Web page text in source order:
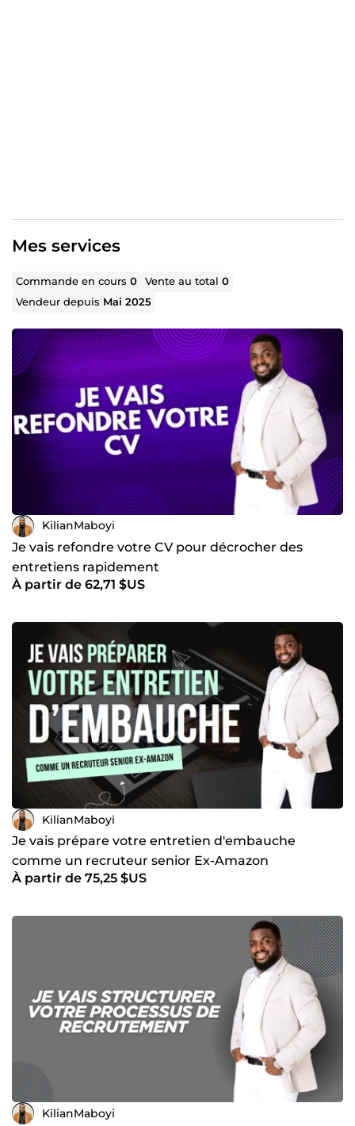
Mes services
Commande en cours0 Vente au total0
Vendeur depuis Mai 2025
KilianMaboyi
Je vais refondre votre CV pour décrocher des
entretiens rapidement
À partir de 62,71 $US
KilianMaboyi
Je vais prépare votre entretien d'embauche
comme un recruteur senior Ex-Amazon
À partir de 75,25 $US
KilianMaboyi